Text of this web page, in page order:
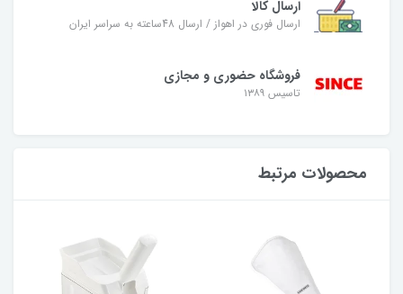
ارسال کالا
ارسال فوری در اهواز / ارسال 48ساعته به سراسر ایران
فروشگاه حضوری و مجازی
تاسیس ۱۳۸۹
محصولات مرتبط